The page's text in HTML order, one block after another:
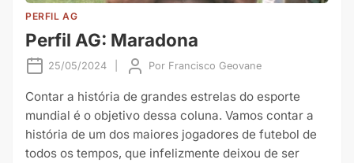
PERFIL AG
Perfil AG: Maradona
25/05/2024 Por Francisco Geovane
Contar a história de grandes estrelas do esporte
mundial é o objetivo dessa coluna. Vamos contar a
história de um dos maiores jogadores de futebol de
todos os tempos, que infelizmente deixou de ser